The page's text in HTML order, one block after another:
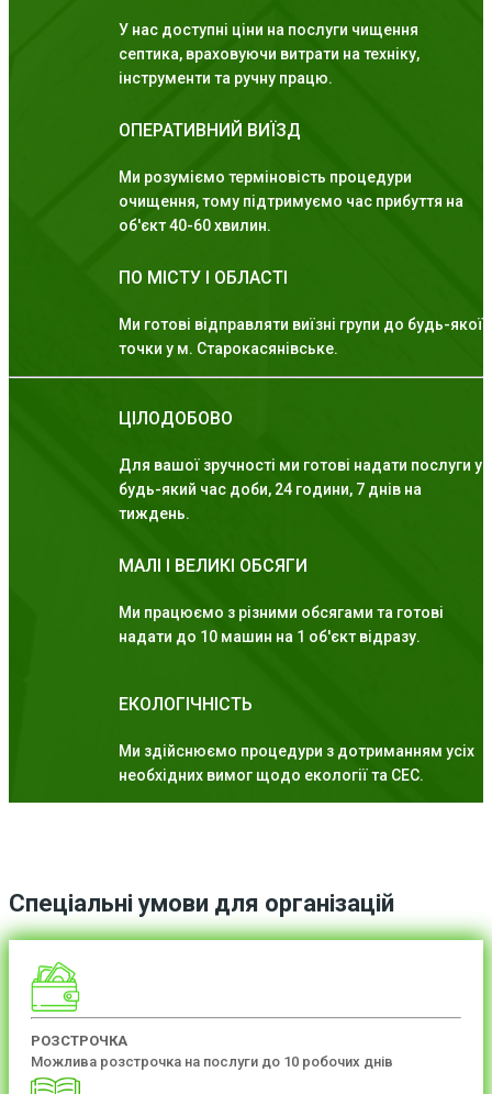
У нас доступні ціни на послуги чищення
септика, враховуючи витрати на техніку,
інструменти та ручну працю.
ОПЕРАТИВНИЙ ВИЇЗД
Ми розуміємо терміновість процедури
очищення, тому підтримуємо час прибуття на
об'єкт 40-60 хвилин.
ПО МІСТУ І ОБЛАСТІ
Ми готові відправляти виїзні групи до будь-якої
точки у м. Старокасянівське.
ЦІЛОДОБОВО
Для вашої зручності ми готові надати послуги у
будь-який час доби, 24 години, 7 днів на
тиждень.
МАЛІ І ВЕЛИКІ ОБСЯГИ
Ми працюємо з різними обсягами та готові
надати до 10 машин на 1 об'єкт відразу.
ЕКОЛОГІЧНІСТЬ
Ми здійснюємо процедури з дотриманням усіх
необхідних вимог щодо екології та СЕС.
Спеціальні умови для організацій
РОЗСТРОЧКА
Можлива розстрочка на послуги до 10 робочих днів